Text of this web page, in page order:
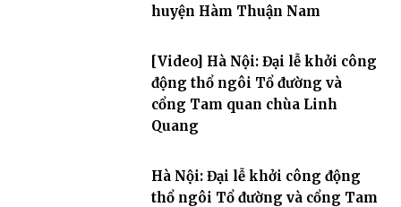
huyện Hàm Thuận Nam
[Video] Hà Nội: Đại lễ khởi công
động thổ ngôi Tổ đường và
cổng Tam quan chùa Linh
Quang
Hà Nội: Đại lễ khởi công động
thổ ngôi Tổ đường và cổng Tam